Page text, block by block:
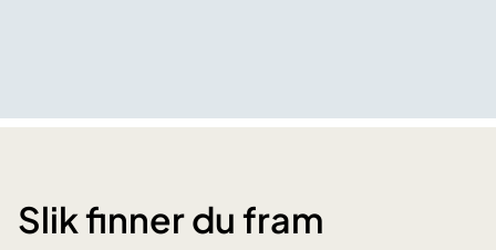
Slik finner du fram